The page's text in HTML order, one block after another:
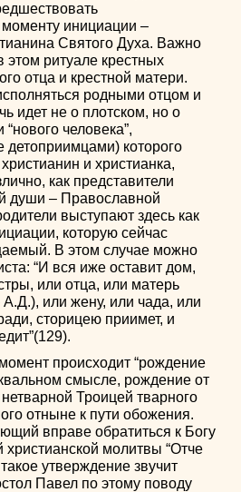
инициации –
Святого Духа. Важно
этом ритуале крестных
отца и крестной матери.
родными отцом и
идет не о плотском, но о
человека”,
детоприимцами) которого
и христианка,
как представители
души – Православной
выступают здесь как
которую сейчас
В этом случае можно
“И вся иже оставит дом,
или отца, или матерь
или жену, или чада, или
сторицею приимет, и
происходит “рождение
смысле, рождение от
Троицей тварного
отныне к пути обожения.
вправе обратиться к Богу
христианской молитвы “Отче
утверждение звучит
Павел по этому поводу